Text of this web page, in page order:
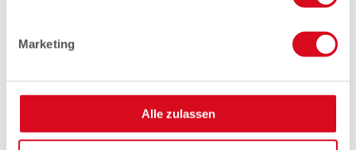
Marketing
Alle zulassen